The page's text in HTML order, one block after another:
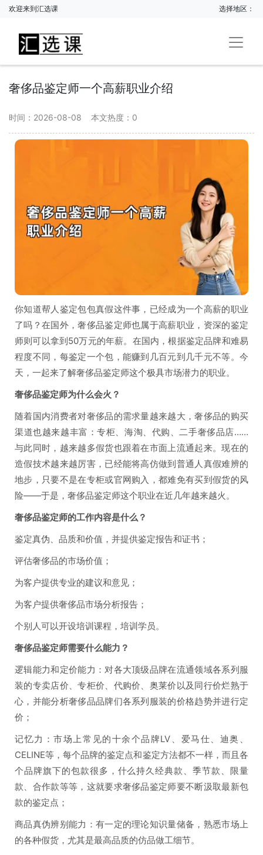
欢迎来到汇选课 选择地区：
奢侈品鉴定师一个高薪职业介绍
时间：2026-08-08 本文热度： 0
你知道帮人鉴定包包真假这件事，已经成为一个高薪的职业
了吗？在国外，奢侈品鉴定师也属于高薪职业，资深的鉴定
师则可以拿到50万元的年薪。在国内，根据鉴定品牌和难易
程度不同，每鉴定一个包，能赚到几百元到几千元不等。今
天，一起来了解奢侈品鉴定师这个极具市场潜力的职业。
奢侈品鉴定师为什么会火？
随着国内消费者对奢侈品的需求量越来越大，奢侈品的购买
渠道也越来越丰富：专柜、海淘、代购、二手奢侈品店……
与此同时，越来越多假货也跟着在市面上流通起来。现在的
造假技术越来越厉害，已经能将高仿做到普通人真假难辨的
地步，只要不是在专柜或官网购入，都难免有买到假货的风
险——于是，奢侈品鉴定师这个职业在近几年越来越火。
奢侈品鉴定师的工作内容是什么？
鉴定真伪、品质和价值，并提供鉴定报告和证书；
评估奢侈品的市场价值；
为客户提供专业的建议和意见；
为客户提供奢侈品市场分析报告；
个别人可以开设培训课程，培训学员。
奢侈品鉴定师需要什么能力？
逻辑能力和定价能力：对各大顶级品牌在流通领域各系列服
装的专卖店价、专柜价、代购价、奥莱价以及同行价烂熟于
心，并能分析奢侈品品牌们各系列服装的价格趋势并进行定
价；
记忆力：市场上常见的十余个品牌LV、爱马仕、迪奥、
CELINE等，每个品牌的鉴定点和鉴定方法都不一样，而且各
个品牌旗下的包款很多，什么持久经典款、季节款、限量
款、合作款等等，这就要求奢侈品鉴定师要不断汲取最新包
款的鉴定点；
商品真伪辨别能力：有一定的理论知识量储备，熟悉市场上
的各种假货，尤其是最高品质的仿品做工细节。